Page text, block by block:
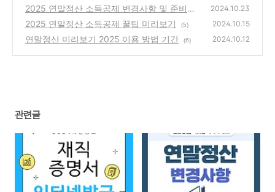
알아보기
(5)
2025 연말정산 소득공제 변경사항 및 준비해
야 할 것들
(3)
2024.10.23
2025 연말정산 소득공제 꿀팁 미리보기 (5) 2024.10.15
연말정산 미리보기 2025 이용 방법 기간 (6) 2024.10.12
관련글